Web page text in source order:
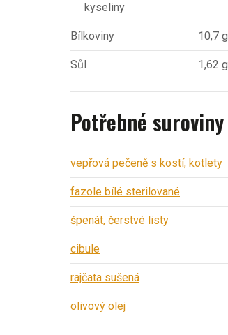
kyseliny
Bílkoviny 10,7 g
Sůl 1,62 g
Potřebné suroviny
vepřová pečeně s kostí, kotlety
fazole bílé sterilované
špenát, čerstvé listy
cibule
rajčata sušená
olivový olej